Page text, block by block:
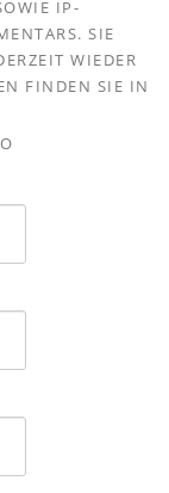
IP-
SIE
WIEDER
FINDEN SIE IN